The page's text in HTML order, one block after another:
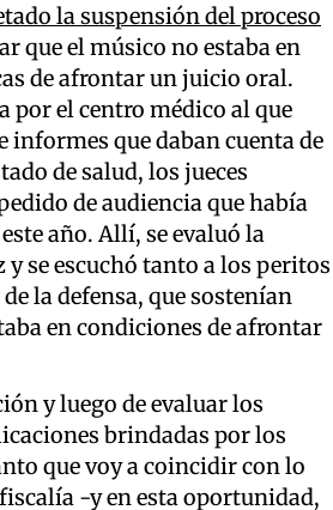
la suspensión del proceso
que el músico no estaba en
de afrontar un juicio oral.
por el centro médico al que
informes que daban cuenta de
de salud, los jueces
de audiencia que había
año. Allí, se evaluó la
se escuchó tanto a los peritos
la defensa, que sostenían
en condiciones de afrontar
y luego de evaluar los
brindadas por los
que voy a coincidir con lo
-y en esta oportunidad,